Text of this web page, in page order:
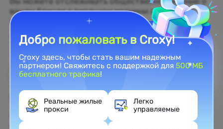
вашем бренде в реальном времени с помощью
жилых прокси.
Узнать больше
Веб-скрейпинг
Собирайте нераскрытые данные и превращайте
их в прибыльные бизнес-решения.
Добро пожаловать в Croxy!
Croxy здесь, чтобы стать вашим надежным
партнером! Свяжитесь с поддержкой для500 МБ
бесплатного трафика!
Реальные жилые
прокси
Легко
управляемые